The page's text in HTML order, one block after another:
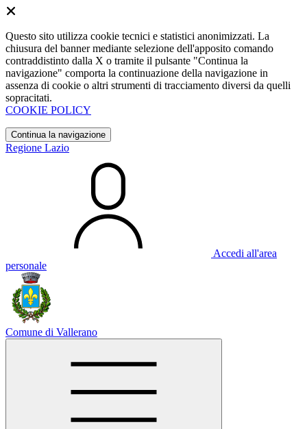
Questo sito utilizza cookie tecnici e statistici anonimizzati. La
chiusura del banner mediante selezione dell'apposito comando
contraddistinto dalla X o tramite il pulsante "Continua la
navigazione" comporta la continuazione della navigazione in
assenza di cookie o altri strumenti di tracciamento diversi da quelli
sopracitati.
COOKIE POLICY
Continua la navigazione
Regione Lazio
Accedi all'area
personale
Comune di Vallerano